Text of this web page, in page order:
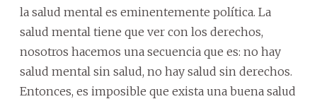
la salud mental es eminentemente política. La
salud mental tiene que ver con los derechos,
nosotros hacemos una secuencia que es: no hay
salud mental sin salud, no hay salud sin derechos.
Entonces, es imposible que exista una buena salud